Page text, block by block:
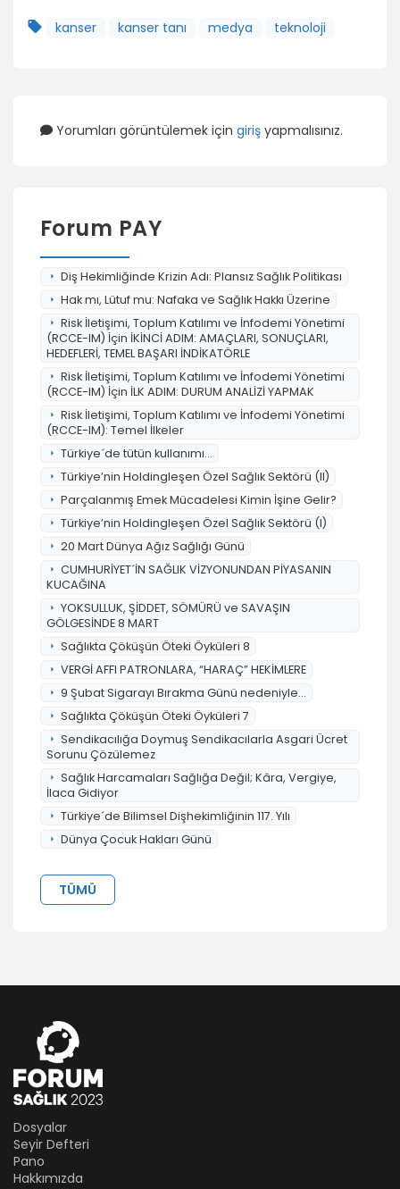
kanser kanser tanı medya teknoloji
Yorumları görüntülemek için giriş yapmalısınız.
Forum PAY
Diş Hekimliğinde Krizin Adı: Plansız Sağlık Politikası
Hak mı, Lütuf mu: Nafaka ve Sağlık Hakkı Üzerine
Risk İletişimi, Toplum Katılımı ve İnfodemi Yönetimi
(RCCE-IM) İçin İKİNCİ ADIM: AMAÇLARI, SONUÇLARI,
HEDEFLERİ, TEMEL BAŞARI İNDİKATÖRLE
Risk İletişimi, Toplum Katılımı ve İnfodemi Yönetimi
(RCCE-IM) İçin İLK ADIM: DURUM ANALİZİ YAPMAK
Risk İletişimi, Toplum Katılımı ve İnfodemi Yönetimi
(RCCE-IM): Temel İlkeler
Türkiye´de tütün kullanımı...
Türkiye’nin Holdingleşen Özel Sağlık Sektörü (II)
Parçalanmış Emek Mücadelesi Kimin İşine Gelir?
Türkiye’nin Holdingleşen Özel Sağlık Sektörü (I)
20 Mart Dünya Ağız Sağlığı Günü
CUMHURİYET´İN SAĞLIK VİZYONUNDAN PİYASANIN
KUCAĞINA
YOKSULLUK, ŞİDDET, SÖMÜRÜ ve SAVAŞIN
GÖLGESİNDE 8 MART
Sağlıkta Çöküşün Öteki Öyküleri 8
VERGİ AFFI PATRONLARA, “HARAÇ” HEKİMLERE
9 Şubat Sigarayı Bırakma Günü nedeniyle...
Sağlıkta Çöküşün Öteki Öyküleri 7
Sendikacılığa Doymuş Sendikacılarla Asgari Ücret
Sorunu Çözülemez
Sağlık Harcamaları Sağlığa Değil; Kâra, Vergiye,
İlaca Gidiyor
Türkiye´de Bilimsel Dişhekimliğinin 117. Yılı
Dünya Çocuk Hakları Günü
TÜMÜ
Dosyalar
Seyir Defteri
Pano
Hakkımızda